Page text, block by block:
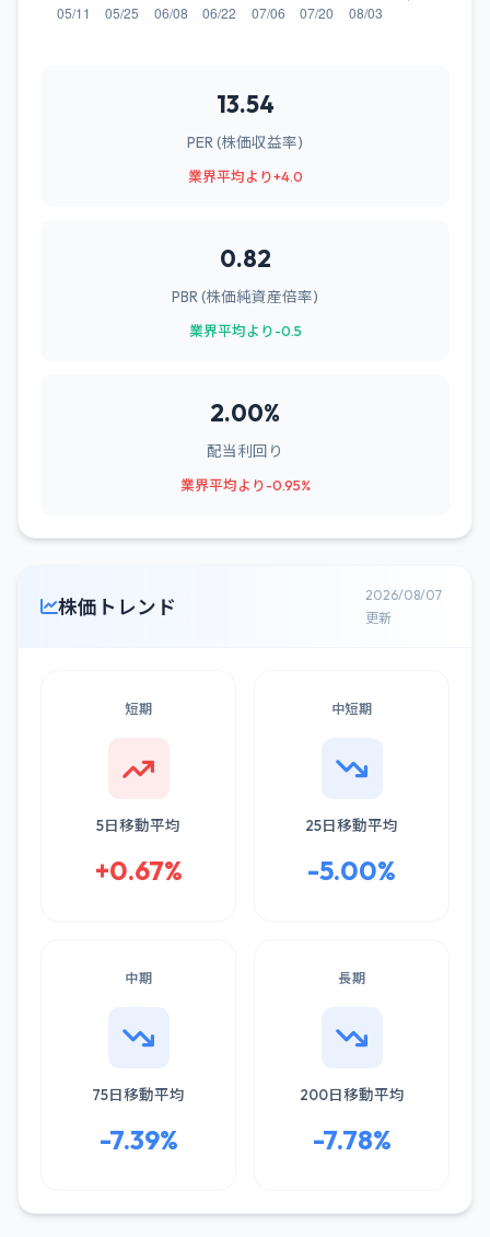
13.54
PER (株価収益率)
業界平均より+4.0
0.82
PBR (株価純資産倍率)
業界平均より-0.5
2.00%
配当利回り
業界平均より-0.95%
株価トレンド
2026/08/07
更新
短期
5日移動平均
+0.67%
中短期
25日移動平均
-5.00%
中期
75日移動平均
-7.39%
長期
200日移動平均
-7.78%